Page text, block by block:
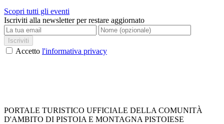
Scopri tutti gli eventi
Iscriviti alla newsletter per restare aggiornato
Iscriviti
Accetto l'informativa privacy
PORTALE TURISTICO UFFICIALE DELLA COMUNITÀ
D'AMBITO DI PISTOIA E MONTAGNA PISTOIESE